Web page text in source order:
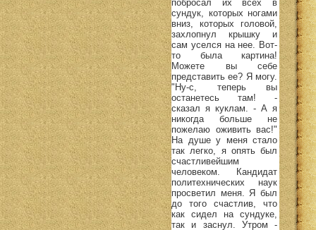
побросал их всех в
сундук, которых ногами
вниз, которых головой,
захлопнул крышку и
сам уселся на нее. Вот-
то была картина!
Можете вы себе
представить ее? Я могу.
"Ну-с, теперь вы
останетесь там! -
сказал я куклам. - А я
никогда больше не
пожелаю оживить вас!"
На душе у меня стало
так легко, я опять был
счастливейшим
человеком. Кандидат
политехнических наук
просветил меня. Я был
до того счастлив, что
как сидел на сундуке,
так и заснул. Утром -